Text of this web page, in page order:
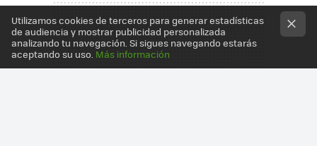
Utilizamos cookies de terceros para generar estadísticas
de audiencia y mostrar publicidad personalizada
analizando tu navegación. Si sigues navegando estarás
aceptando su uso. Más información